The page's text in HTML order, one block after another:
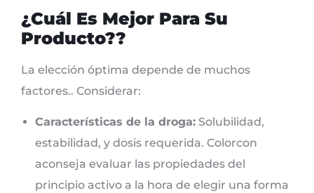
¿Cuál Es Mejor Para Su
Producto??
La elección óptima depende de muchos
factores.. Considerar:
Características de la droga: Solubilidad,
estabilidad, y dosis requerida. Colorcon
aconseja evaluar las propiedades del
principio activo a la hora de elegir una forma